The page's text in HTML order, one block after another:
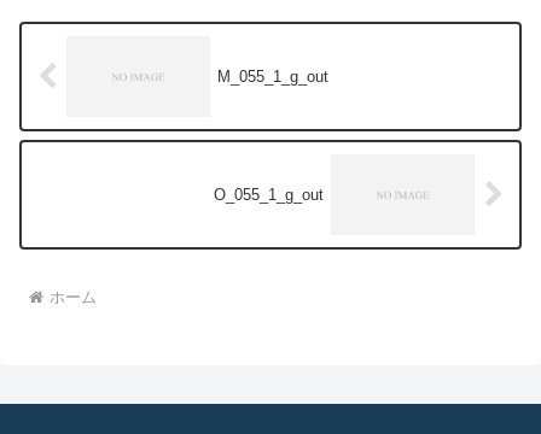
M_055_1_g_out
O_055_1_g_out
ホーム